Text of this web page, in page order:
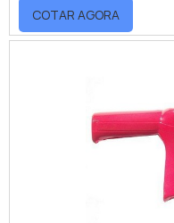
COTAR AGORA